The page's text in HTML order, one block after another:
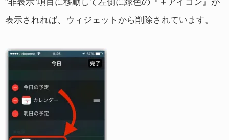
表示されれば、ウィジェットから削除されています。